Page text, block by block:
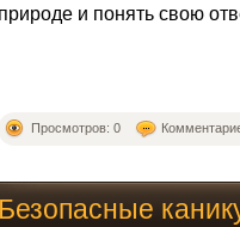
природе и понять свою
Просмотров: 0
Безопасные